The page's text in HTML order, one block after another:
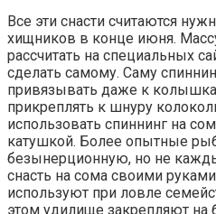
Все эти снасти считаются
хищников в конце июня.
рассчитать на специальных
сделать самому. Саму
привязывать даже к
прикреплять к шнуру
использовать спиннинг на
катушкой. Более опытные
безынерционную, но не
снасть на сома своими
используют при ловле
этом удилище закрепляют на